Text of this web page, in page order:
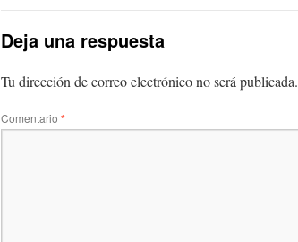
Deja una respuesta
Tu dirección de correo electrónico no será publicada.
Comentario *